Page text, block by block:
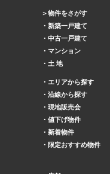
物件をさがす
新築一戸建て
中古一戸建て
マンション
土 地
エリアから探す
沿線から探す
現地販売会
値下げ物件
新着物件
限定おすすめ物件